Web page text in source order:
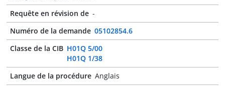
Requête en révision de -
Numéro de la demande 05102854.6
Classe de la CIB H01Q 5/00
H01Q 1/38
Langue de la procédure Anglais